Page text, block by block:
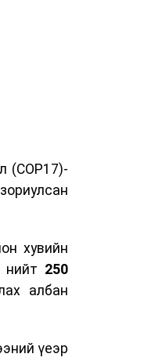
(COP17)-
хувийн
нийт 250
албан
үеэр